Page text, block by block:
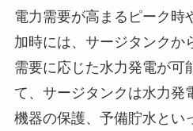
電力需要が高まるピーク時
加時には、サージタンクか
需要に応じた水力発電が可
て、サージタンクは水力発
機器の保護、予備貯水とい